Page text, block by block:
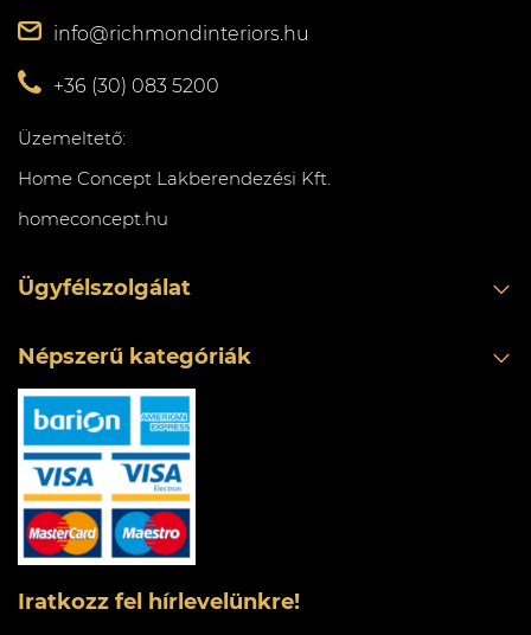
info@richmondinteriors.hu
+36 (30) 083 5200
Üzemeltető:
Home Concept Lakberendezési Kft.
homeconcept.hu
Ügyfélszolgálat
Népszerű kategóriák
Iratkozz fel hírlevelünkre!